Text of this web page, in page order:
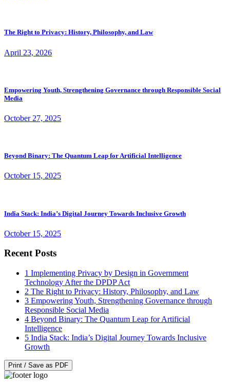
The Right to Privacy: History, Philosophy, and Law
April 23, 2026
Empowering Youth, Strengthening Governance through Responsible Social
Media
October 27, 2025
Beyond Binary: The Quantum Leap for Artificial Intelligence
October 15, 2025
India Stack: India’s Digital Journey Towards Inclusive Growth
October 15, 2025
Recent Posts
1 Implementing Privacy by Design in Government
Technology After the DPDP Act
2 The Right to Privacy: History, Philosophy, and Law
3 Empowering Youth, Strengthening Governance through
Responsible Social Media
4 Beyond Binary: The Quantum Leap for Artificial
Intelligence
5 India Stack: India’s Digital Journey Towards Inclusive
Growth
Print / Save as PDF